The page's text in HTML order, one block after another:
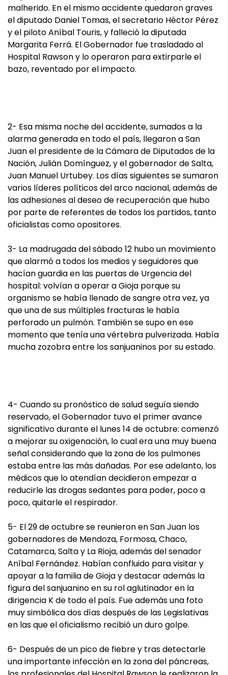
malherido. En el mismo accidente quedaron graves
el diputado Daniel Tomas, el secretario Héctor Pérez
y el piloto Aníbal Touris, y falleció la diputada
Margarita Ferrá. El Gobernador fue trasladado al
Hospital Rawson y lo operaron para extirparle el
bazo, reventado por el impacto.
2- Esa misma noche del accidente, sumados a la
alarma generada en todo el país, llegaron a San
Juan el presidente de la Cámara de Diputados de la
Nación, Julián Domínguez, y el gobernador de Salta,
Juan Manuel Urtubey. Los días siguientes se sumaron
varios líderes políticos del arco nacional, además de
las adhesiones al deseo de recuperación que hubo
por parte de referentes de todos los partidos, tanto
oficialistas como opositores.
3- La madrugada del sábado 12 hubo un movimiento
que alarmó a todos los medios y seguidores que
hacían guardia en las puertas de Urgencia del
hospital: volvían a operar a Gioja porque su
organismo se había llenado de sangre otra vez, ya
que una de sus múltiples fracturas le había
perforado un pulmón. También se supo en ese
momento que tenía una vértebra pulverizada. Había
mucha zozobra entre los sanjuaninos por su estado.
4- Cuando su pronóstico de salud seguía siendo
reservado, el Gobernador tuvo el primer avance
significativo durante el lunes 14 de octubre: comenzó
a mejorar su oxigenación, lo cual era una muy buena
señal considerando que la zona de los pulmones
estaba entre las más dañadas. Por ese adelanto, los
médicos que lo atendían decidieron empezar a
reducirle las drogas sedantes para poder, poco a
poco, quitarle el respirador.
5- El 29 de octubre se reunieron en San Juan los
gobernadores de Mendoza, Formosa, Chaco,
Catamarca, Salta y La Rioja, además del senador
Aníbal Fernández. Habían confluido para visitar y
apoyar a la familia de Gioja y destacar además la
figura del sanjuanino en su rol aglutinador en la
dirigencia K de todo el país. Fue además una foto
muy simbólica dos días después de las Legislativas
en las que el oficialismo recibió un duro golpe.
6- Después de un pico de fiebre y tras detectarle
una importante infección en la zona del páncreas,